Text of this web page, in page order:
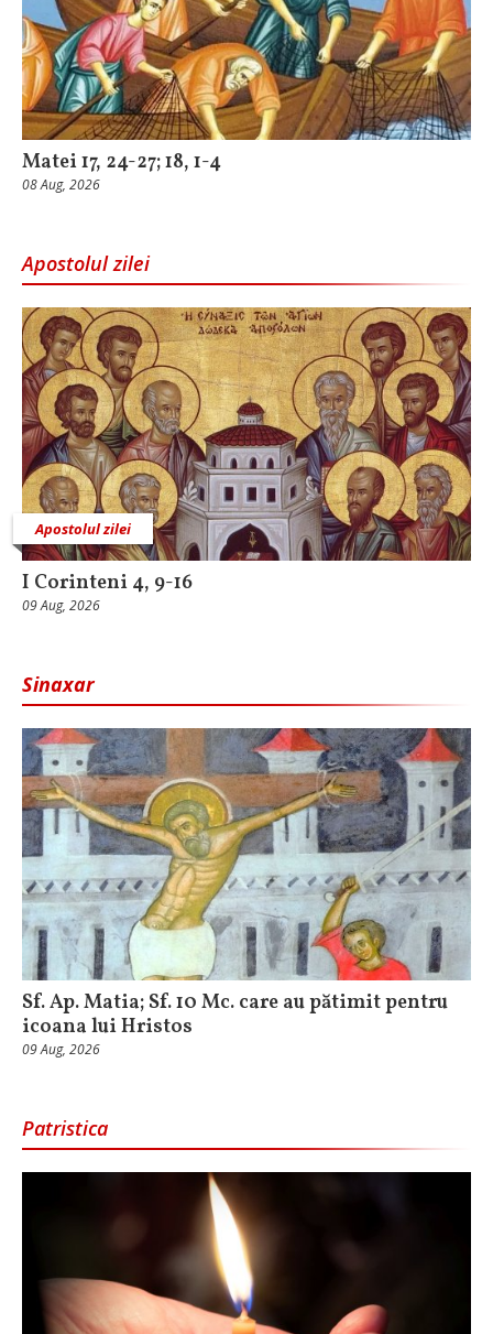
Matei 17, 24-27; 18, 1-4
08 Aug, 2026
Apostolul zilei
Apostolul zilei
I Corinteni 4, 9-16
09 Aug, 2026
Sinaxar
Sf. Ap. Matia; Sf. 10 Mc. care au pătimit pentru
icoana lui Hristos
09 Aug, 2026
Patristica